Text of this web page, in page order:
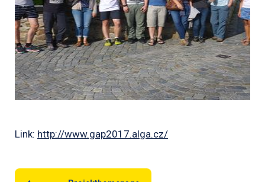
Link: http://www.gap2017.alga.cz/